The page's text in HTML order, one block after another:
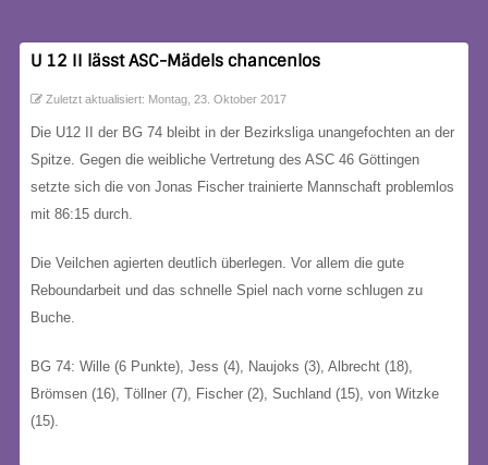
U 12 II lässt ASC-Mädels chancenlos
Zuletzt aktualisiert: Montag, 23. Oktober 2017
Die U12 II der BG 74 bleibt in der Bezirksliga unangefochten an der
Spitze. Gegen die weibliche Vertretung des ASC 46 Göttingen
setzte sich die von Jonas Fischer trainierte Mannschaft problemlos
mit 86:15 durch.
Die Veilchen agierten deutlich überlegen. Vor allem die gute
Reboundarbeit und das schnelle Spiel nach vorne schlugen zu
Buche.
BG 74: Wille (6 Punkte), Jess (4), Naujoks (3), Albrecht (18),
Brömsen (16), Töllner (7), Fischer (2), Suchland (15), von Witzke
(15).